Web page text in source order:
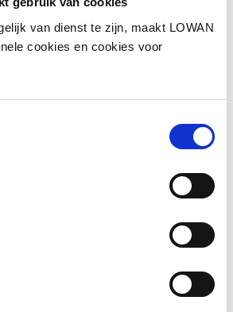
van dienst te zijn, maakt LOWAN
cookies en cookies voor